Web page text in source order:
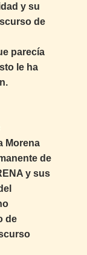
y su
de
parecía
le ha
Morena
de
y sus
de